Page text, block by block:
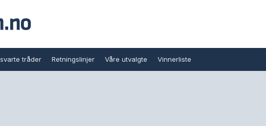
tråder Retningslinjer Våre utvalgte Vinnerliste